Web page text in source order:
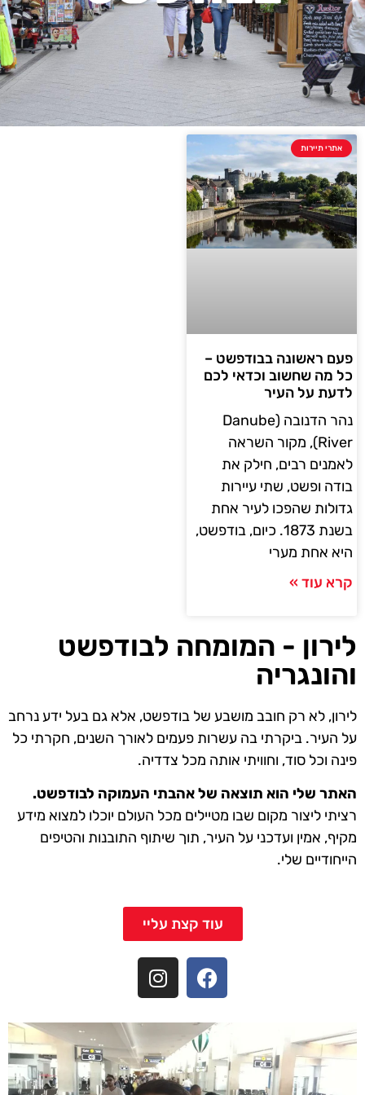
אתרי תיירות
פעם ראשונה בבודפשט –
כל מה שחשוב וכדאי לכם
לדעת על העיר
נהר הדנובה (Danube
River), מקור השראה
לאמנים רבים, חילק את
בודה ופשט, שתי עיירות
גדולות שהפכו לעיר אחת
בשנת 1873. כיום, בודפשט,
היא אחת מערי
קרא עוד »
לירון - המומחה לבודפשט
והונגריה
לירון, לא רק חובב מושבע של בודפשט, אלא גם בעל ידע נרחב
על העיר. ביקרתי בה עשרות פעמים לאורך השנים, חקרתי כל
פינה וכל סוד, וחוויתי אותה מכל צדדיה.
האתר שלי הוא תוצאה של אהבתי העמוקה לבודפשט.
רציתי ליצור מקום שבו מטיילים מכל העולם יוכלו למצוא מידע
מקיף, אמין ועדכני על העיר, תוך שיתוף התובנות והטיפים
הייחודיים שלי.
עוד קצת עליי